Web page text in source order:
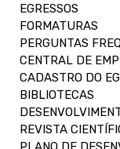
EGRESSOS
FORMATURAS
PERGUNTAS
CENTRAL DE
CADASTRO DO
BIBLIOTECAS
REVISTA